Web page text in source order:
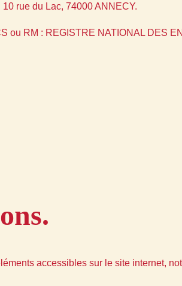
rue du Lac, 74000 ANNECY.
ou RM : REGISTRE NATIONAL DES
accessibles sur le site internet,